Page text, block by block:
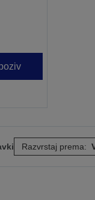
Razvrstaj prema: